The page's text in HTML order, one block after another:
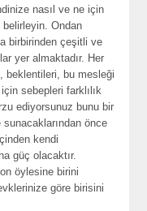
nasıl ve ne için
belirleyin. Ondan
birbirinden çeşitli ve
yer almaktadır. Her
beklentileri, bu mesleği
sebepleri farklılık
ediyorsunuz bunu bir
önce
kendi
güç olacaktır.
öylesine birini
göre birisini